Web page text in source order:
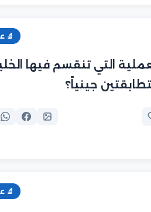
🔬
التي تنقسم فيها
جينياً؟
🔬